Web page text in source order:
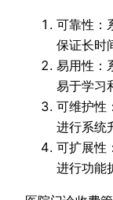
可靠性：
保证长时
易用性：
易于学习
可维护性
进行系统
可扩展性
进行功能